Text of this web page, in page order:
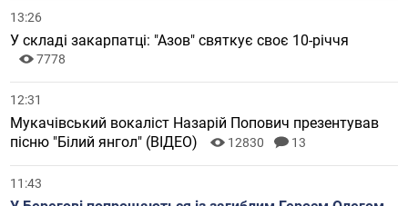
13:26
У складі закарпатці: "Азов" святкує своє 10-річчя
7778
12:31
Мукачівський вокаліст Назарій Попович презентував
пісню "Білий янгол" (ВІДЕО)
12830 13
11:43